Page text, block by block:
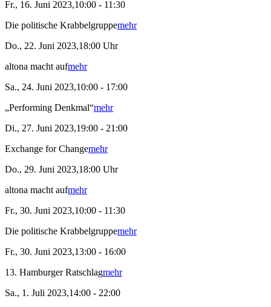
Fr., 16. Juni 2023,10:00 - 11:30
Die politische Krabbelgruppemehr
Do., 22. Juni 2023,18:00 Uhr
altona macht aufmehr
Sa., 24. Juni 2023,10:00 - 17:00
„Performing Denkmal“mehr
Di., 27. Juni 2023,19:00 - 21:00
Exchange for Changemehr
Do., 29. Juni 2023,18:00 Uhr
altona macht aufmehr
Fr., 30. Juni 2023,10:00 - 11:30
Die politische Krabbelgruppemehr
Fr., 30. Juni 2023,13:00 - 16:00
13. Hamburger Ratschlagmehr
Sa., 1. Juli 2023,14:00 - 22:00